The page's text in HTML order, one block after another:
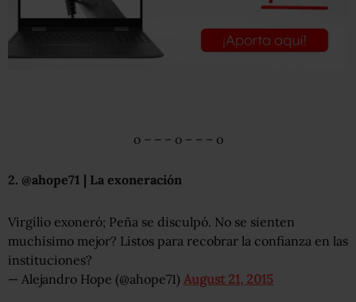
o – – – o – – – o
2. @ahope71 | La exoneración
Virgilio exoneró; Peña se disculpó. No se sienten
muchísimo mejor? Listos para recobrar la confianza en las
instituciones?
— Alejandro Hope (@ahope71) August 21, 2015